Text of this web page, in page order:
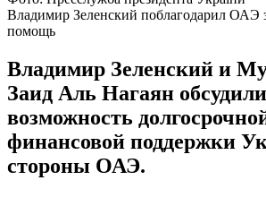
Владимир Зеленский поблагодарил ОАЭ
помощь
Владимир Зеленский и
Заид Аль Нагаян обсудили
возможность
финансовой поддержки
стороны ОАЭ.